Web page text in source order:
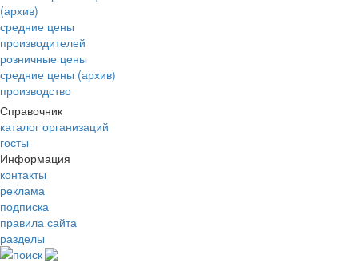
(архив)
средние цены
производителей
розничные цены
средние цены (архив)
производство
Справочник
каталог организаций
госты
Информация
контакты
реклама
подписка
правила сайта
разделы
поиск